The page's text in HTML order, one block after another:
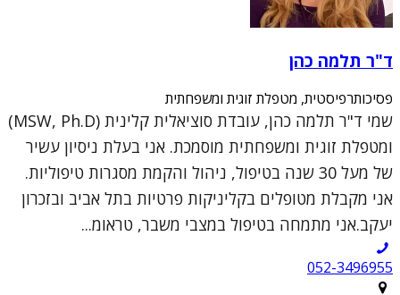
ד"ר תלמה כהן
פסיכותרפיסטית, מטפלת זוגית ומשפחתית
שמי ד"ר תלמה כהן, עובדת סוציאלית קלינית (MSW, Ph.D)
ומטפלת זוגית ומשפחתית מוסמכת. אני בעלת ניסיון עשיר
של מעל 30 שנה בטיפול, ניהול והקמת מסגרות טיפוליות.
אני מקבלת מטופלים בקליניקות פרטיות בתל אביב ובזכרון
יעקב.אני מתמחה בטיפול במצבי משבר, טראומ...
052-3496955